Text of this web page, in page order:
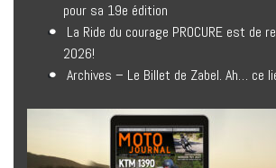
pour sa 19e édition
La Ride du courage PROCURE est de
2026!
Archives – Le Billet de Zabel. Ah… ce